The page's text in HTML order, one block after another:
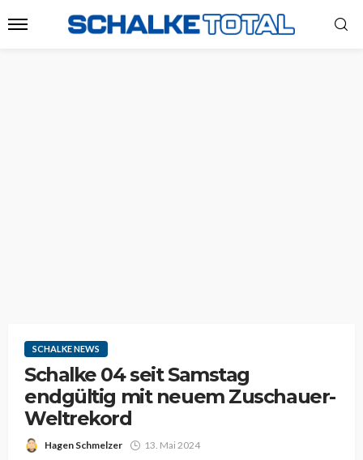
SCHALKE NEWS
Schalke 04 seit Samstag
endgültig mit neuem Zuschauer-
Weltrekord
Hagen Schmelzer 13. Mai 2024